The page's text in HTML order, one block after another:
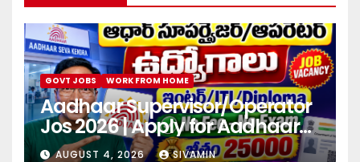
GOVT JOBS WORK FROM HOME
Aadhaar Supervisor/Operator
Jos 2026 | Apply for Aadhaar
center
AUGUST 4, 2026 SIVAMIN